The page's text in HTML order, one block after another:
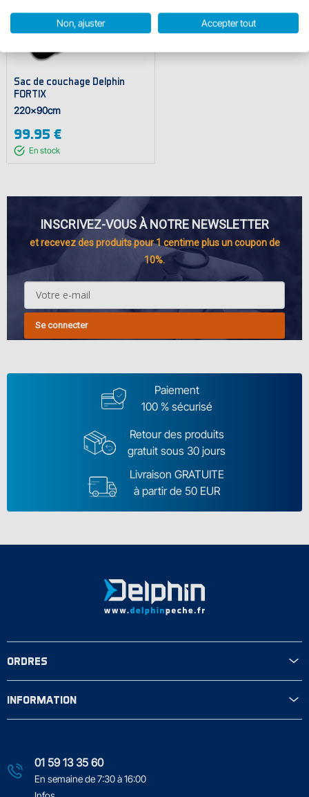
Sac de couchage Delphin
FORTIX
220x90cm
99.95 €
En stock
INSCRIVEZ-VOUS À NOTRE NEWSLETTER
et recevez des produits pour 1 centime plus un coupon de
10%.
Se connecter
Paiement
100 % sécurisé
Retour des produits
gratuit sous 30 jours
Livraison GRATUITE
à partir de 50 EUR
01 59 13 35 60
En semaine de 7:30 à 16:00
ORDRES
INFORMATION
Non, ajuster Accepter tout